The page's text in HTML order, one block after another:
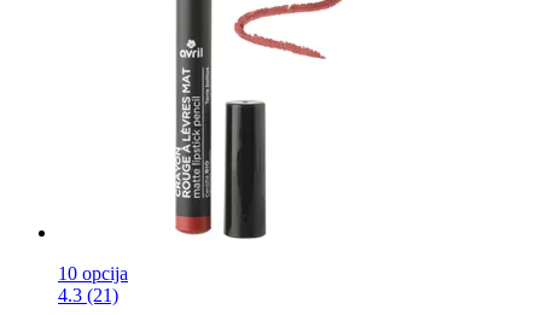
10 opcija
4.3 (21)